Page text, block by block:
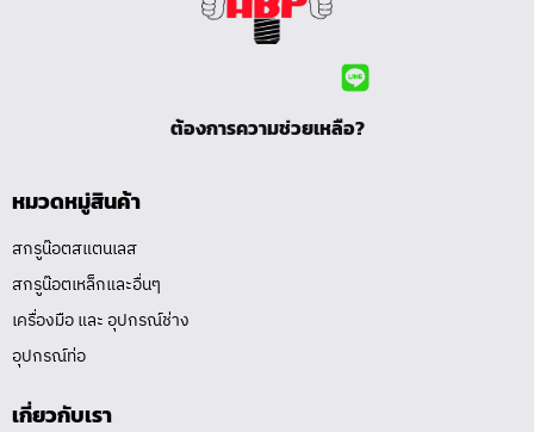
ต้องการความช่วยเหลือ?
หมวดหมู่สินค้า
สกรูน๊อตสแตนเลส
สกรูน๊อตเหล็กและอื่นๆ
เครื่องมือ และ อุปกรณ์ช่าง
อุปกรณ์ท่อ
เกี่ยวกับเรา